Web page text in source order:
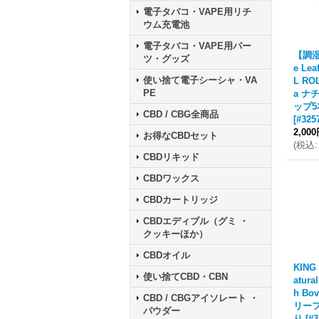
電子タバコ・VAPE用リチ
ウム充電池
電子タバコ・VAPE用パー
ツ・グッズ
使い捨て電子シーシャ・VA
PE
CBD / CBG全商品
お得なCBDセット
CBDリキッド
CBDワックス
CBDカートリッジ
CBDエディブル（グミ ・
クッキーほか）
CBDオイル
使い捨てCBD・CBN
CBD / CBGアイソレート ・
パウダー
【調
e
L
a ナ
ップ
[
2,000
(税込:
h
リー